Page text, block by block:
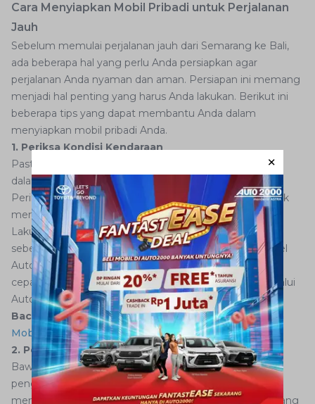
Cara Menyiapkan Mobil Pribadi untuk Perjalanan
Jauh
Sebelum memulai perjalanan jauh dari Semarang ke Bali,
ada beberapa hal yang perlu Anda persiapkan agar
perjalanan Anda nyaman dan aman. Persiapan ini memang
menjadi hal penting yang harus Anda lakukan. Berikut ini
beberapa tips yang dapat membantu Anda dalam
menyiapkan mobil pribadi Anda.
1. Periksa Kondisi Kendaraan
Pastikan mobil yang akan AutoFamily gunakan berada
dalam kondisi yang baik sebelum memulai perjalanan.
Periksa ban, rem, lampu,
wiper,
dan sistem lainnya untuk
memastikan semuanya berfungsi dengan baik.
Lakukan servis atau perbaikan pada kendaraan Anda
sebelum berangkat. Anda bisa melakukannya di bengkel
Auto2000. Untuk prosesperawatan mobilyang lebih
cepat dan efisien, Anda bisabooking onlinejadwal melalui
Auto2000 Digiroom.
Baca Juga:11 Hal Penting Yang Harus Kamu Cek Pada
Mobil
2. Persiapkan Peralatan Darurat
Bawa peralatan darurat seperti dongkrak, segitiga
pengaman, dan ban cadangan. Juga, pastikan Anda
memiliki alat pengukur tekanan angin dan kunci roda yang